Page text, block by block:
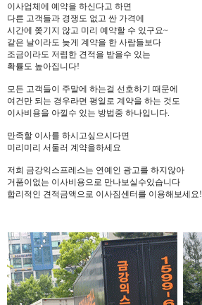
이사업체에 예약을 하신다고 하면
다른 고객들과 경쟁도 없고 싼 가격에
시간에 쫒기지 않고 미리 예약할 수 있구요~
같은 날이라도 늦게 계약을 한 사람들보다
조금이라도 저렴한 견적을 받을수 있는
확률도 높아집니다!
모든 고객들이 주말에 하는걸 선호하기 때문에
여건만 되는 경우라면 평일로 계약을 하는 것도
이사비용을 아낄수 있는 방법중 하나입니다.
만족할 이사를 하시고싶으시다면
미리미리 서둘러 계약을하세요
저희 금강익스프레스는 연예인 광고를 하지않아
거품이없는 이사비용으로 만나보실수있습니다
합리적인 견적금액으로 이사짐센터를 이용해보세요!